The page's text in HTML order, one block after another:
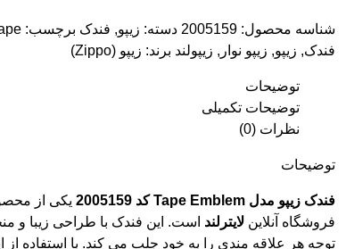
شناسه محصول:2005159 دسته: زیپو, فندک برچسب:
فندک, زیپو, زیپو نوار , زیپولند برند: زیپو (Zippo)
توضیحات
توضیحات تکمیلی
نظرات (0)
توضیحات
فندک زیپو مدل Tape Emblem کد 2005159
یکی از
فروشگاه آنلاینلایترلند است. این فندک با طراحی زیبا و
توجه هر علاقه مندی را به خود جلب می کند. با استفاده از